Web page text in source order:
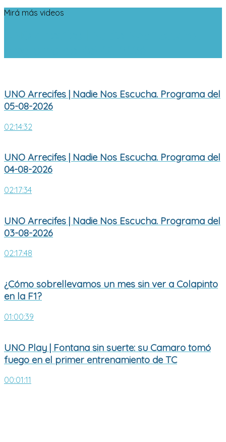
Mirá más videos
UNO Arrecifes | Nadie Nos Escucha. Programa del
05-08-2026
02:14:32
UNO Arrecifes | Nadie Nos Escucha. Programa del
04-08-2026
02:17:34
UNO Arrecifes | Nadie Nos Escucha. Programa del
03-08-2026
02:17:48
¿Cómo sobrellevamos un mes sin ver a Colapinto
en la F1?
01:00:39
UNO Play | Fontana sin suerte: su Camaro tomó
fuego en el primer entrenamiento de TC
00:01:11